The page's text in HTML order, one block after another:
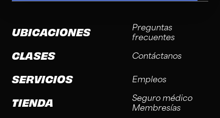
UBICACIONES
CLASES
SERVICIOS
TIENDA
Preguntas
frecuentes
Contáctanos
Empleos
Seguro médico
Membresías